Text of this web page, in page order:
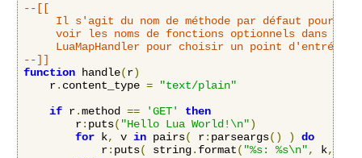
--[[
Il s'agit du nom de méthode par défaut pour
voir les noms de fonctions optionnels dans la
LuaMapHandler pour choisir un point d'entrée
--]]
function handle(r)
    r
. content_type =
"text/plain"
if r.method == 'GET'
then
    	r
: puts( "Hello Lua World!\n")
for k, v in pairs( r: parseargs() )
do
            r
: puts( string. format( "%s: %s\n", k,